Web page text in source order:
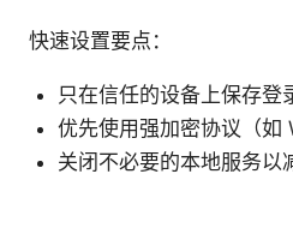
快速设置要点：
只在信任的设备上保存登
优先使用强加密协议（如
关闭不必要的本地服务以